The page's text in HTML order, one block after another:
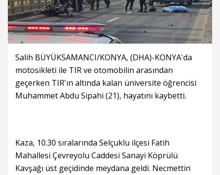
Salih BÜYÜKSAMANCI/KONYA, (DHA)-KONYA'da
motosikleti ile TIR ve otomobilin arasından
geçerken TIR'ın altında kalan üniversite öğrencisi
Muhammet Abdu Sipahi (21), hayatını kaybetti.
Kaza, 10.30 sıralarında Selçuklu ilçesi Fatih
Mahallesi Çevreyolu Caddesi Sanayi Köprülü
Kavşağı üst geçidinde meydana geldi. Necmettin